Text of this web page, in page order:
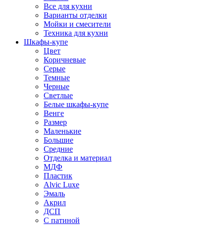
Все для кухни
Варианты отделки
Мойки и смесители
Техника для кухни
Шкафы-купе
Цвет
Коричневые
Серые
Темные
Черные
Светлые
Белые шкафы-купе
Венге
Размер
Маленькие
Большие
Средние
Отделка и материал
МДФ
Пластик
Alvic Luxe
Эмаль
Акрил
ДСП
С патиной